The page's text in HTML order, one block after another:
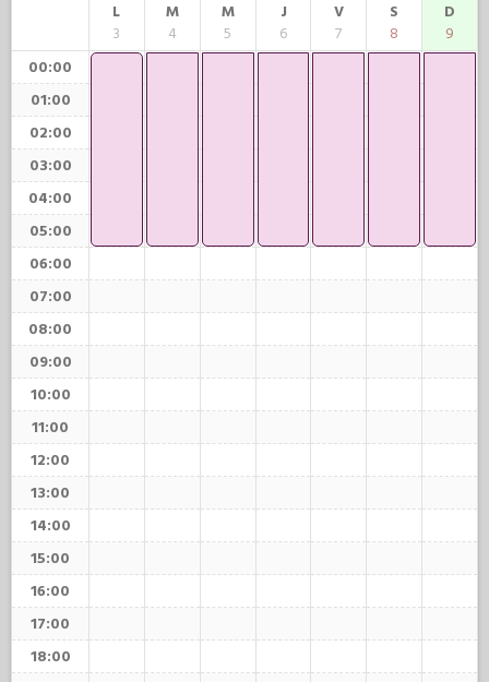
L
3
M
4
M
5
J
6
V
7
S
8
D
9
00:00
01:00
02:00
03:00
04:00
05:00
06:00
07:00
08:00
09:00
10:00
11:00
12:00
13:00
14:00
15:00
16:00
17:00
18:00